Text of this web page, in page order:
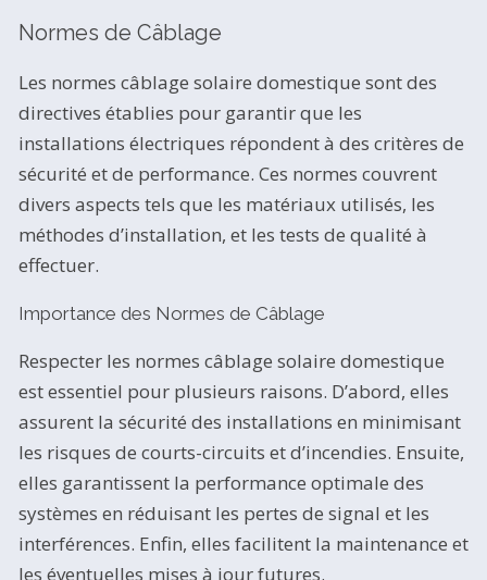
Normes de Câblage
Les normes câblage solaire domestique sont des
directives établies pour garantir que les
installations électriques répondent à des critères de
sécurité et de performance. Ces normes couvrent
divers aspects tels que les matériaux utilisés, les
méthodes d’installation, et les tests de qualité à
effectuer.
Importance des Normes de Câblage
Respecter les normes câblage solaire domestique
est essentiel pour plusieurs raisons. D’abord, elles
assurent la sécurité des installations en minimisant
les risques de courts-circuits et d’incendies. Ensuite,
elles garantissent la performance optimale des
systèmes en réduisant les pertes de signal et les
interférences. Enfin, elles facilitent la maintenance et
les éventuelles mises à jour futures.